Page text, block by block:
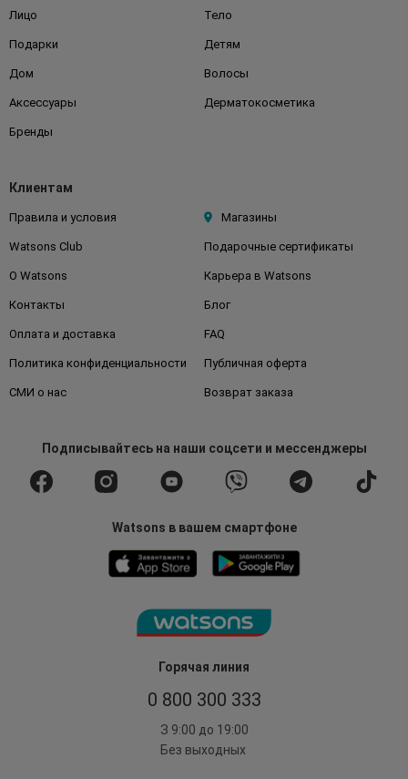
Горячая линия
0 800 300 333
З 9:00 до 19:00
Без выходных
Лицо Тело
Подарки Детям
Дом Волосы
Аксессуары Дерматокосметика
Бренды
Клиентам
Правила и условия Магазины
Watsons Club Подарочные сертификаты
О Watsons Карьера в Watsons
Контакты Блог
Оплата и доставка FAQ
Политика конфиденциальности Публичная оферта
СМИ о нас Возврат заказа
Подписывайтесьна наши соцсети и мессенджеры
Watsons в вашем смартфоне